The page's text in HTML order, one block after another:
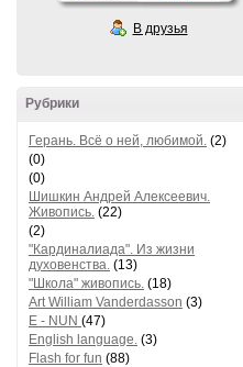
В друзья
Рубрики
Герань. Всё о ней, любимой. (2)
(0)
(0)
Шишкин Андрей Алексеевич.
Живопись. (22)
(2)
"Кардиналиада". Из жизни
духовенства. (13)
"Школа" живопись. (18)
Art William Vanderdasson (3)
E - NUN (47)
English language. (3)
Flash for fun (88)